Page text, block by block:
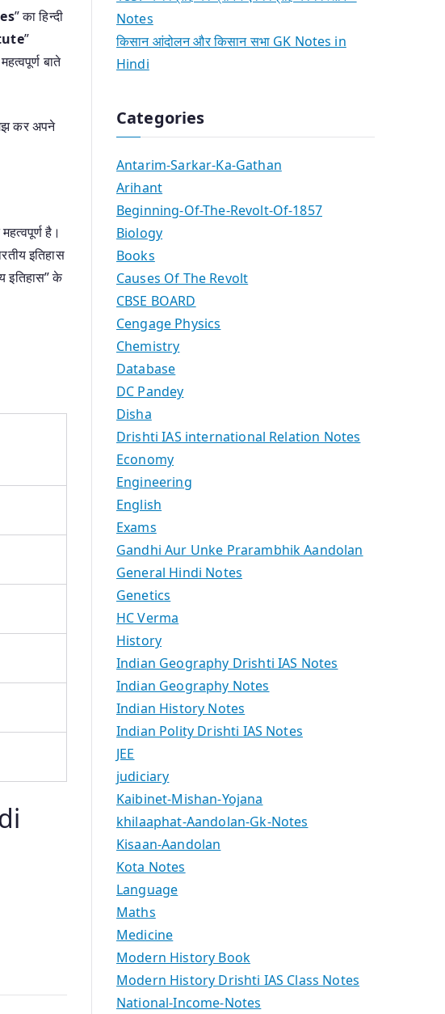
” का हिन्दी
”
बाते
कर अपने
है।
इतिहास
इतिहास” के
Notes
किसान आंदोलन और किसान सभा GK Notes in
Hindi
Categories
Antarim-Sarkar-Ka-Gathan
Arihant
Beginning-Of-The-Revolt-Of-1857
Biology
Books
Causes Of The Revolt
CBSE BOARD
Cengage Physics
Chemistry
Database
DC Pandey
Disha
Drishti IAS international Relation Notes
Economy
Engineering
English
Exams
Gandhi Aur Unke Prarambhik Aandolan
General Hindi Notes
Genetics
HC Verma
History
Indian Geography Drishti IAS Notes
Indian Geography Notes
Indian History Notes
Indian Polity Drishti IAS Notes
JEE
judiciary
Kaibinet-Mishan-Yojana
khilaaphat-Aandolan-Gk-Notes
Kisaan-Aandolan
Kota Notes
Language
Maths
Medicine
Modern History Book
Modern History Drishti IAS Class Notes
National-Income-Notes